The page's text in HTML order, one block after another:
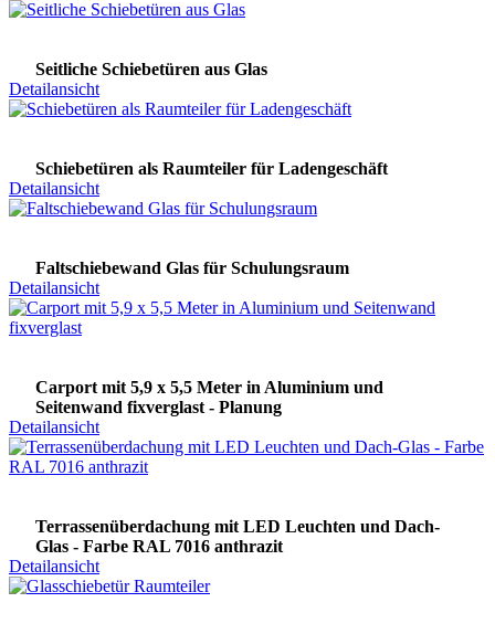
Seitliche Schiebetüren aus Glas
Detailansicht
Schiebetüren als Raumteiler für Ladengeschäft
Detailansicht
Faltschiebewand Glas für Schulungsraum
Detailansicht
Carport mit 5,9 x 5,5 Meter in Aluminium und
Seitenwand fixverglast - Planung
Detailansicht
Terrassenüberdachung mit LED Leuchten und Dach-
Glas - Farbe RAL 7016 anthrazit
Detailansicht